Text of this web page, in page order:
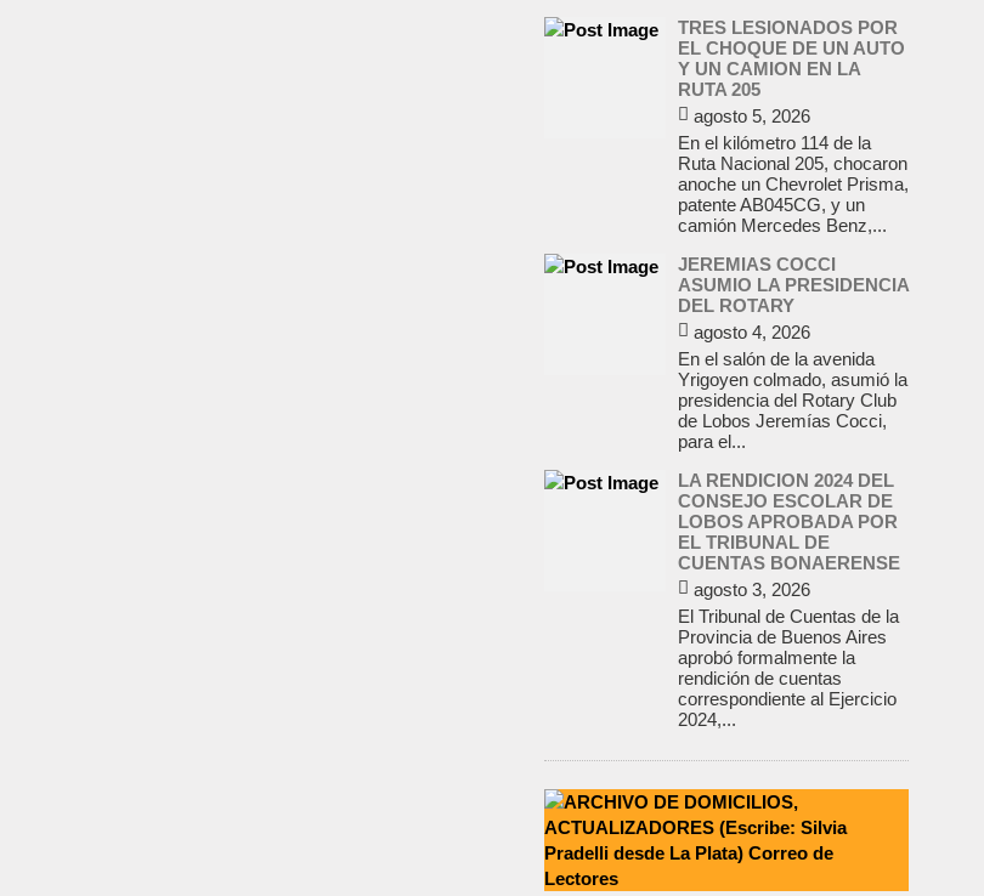
TRES LESIONADOS POR
EL CHOQUE DE UN AUTO
Y UN CAMION EN LA
RUTA 205
agosto 5, 2026
En el kilómetro 114 de la
Ruta Nacional 205, chocaron
anoche un Chevrolet Prisma,
patente AB045CG, y un
camión Mercedes Benz,...
JEREMIAS COCCI
ASUMIO LA PRESIDENCIA
DEL ROTARY
agosto 4, 2026
En el salón de la avenida
Yrigoyen colmado, asumió la
presidencia del Rotary Club
de Lobos Jeremías Cocci,
para el...
LA RENDICION 2024 DEL
CONSEJO ESCOLAR DE
LOBOS APROBADA POR
EL TRIBUNAL DE
CUENTAS BONAERENSE
agosto 3, 2026
El Tribunal de Cuentas de la
Provincia de Buenos Aires
aprobó formalmente la
rendición de cuentas
correspondiente al Ejercicio
2024,...